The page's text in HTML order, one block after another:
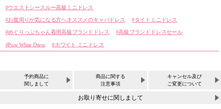
ウエストシースルー高級ミニドレス
お腹周りが気になる方へオススメのキャバドレス
タイトミニドレス
めぐりっぷちゃん着用高級ブランドドレス 高級ブランドドレスセール
Pure White Dress ホワイト ミニドレス
予約商品に
関しまして
商品に関する
注意事項
キャンセル及び
ご変更について
お取り寄せに関しまして